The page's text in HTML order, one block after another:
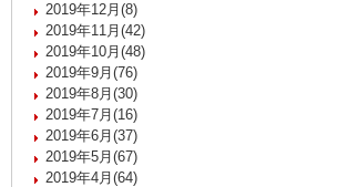
2019年12月(8)
2019年11月(42)
2019年10月(48)
2019年9月(76)
2019年8月(30)
2019年7月(16)
2019年6月(37)
2019年5月(67)
2019年4月(64)